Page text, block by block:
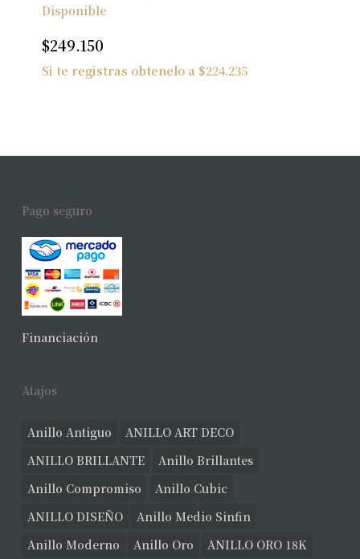
Disponible
$249.150
Si te registras obtenelo a $224.235
Pago seguro
Financiación
Atajos
Anillo Antiguo
ANILLO ART DECO
ANILLO BRILLANTE
Anillo Brillantes
Anillo Compromiso
Anillo Cubic
ANILLO DISEÑO
Anillo Medio Sinfin
Anillo Moderno
Anillo Oro
ANILLO ORO 18K